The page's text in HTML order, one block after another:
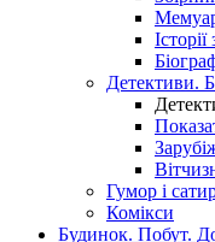
Детективи.
Гумор і
Комікси
Будинок. Побут.